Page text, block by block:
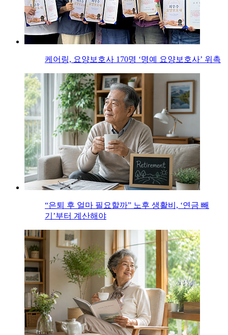
케어링, 요양보호사 170명 ‘명예 요양보호사’ 위촉
“은퇴 후 얼마 필요할까” 노후 생활비, ‘연금 빼
기’부터 계산해야